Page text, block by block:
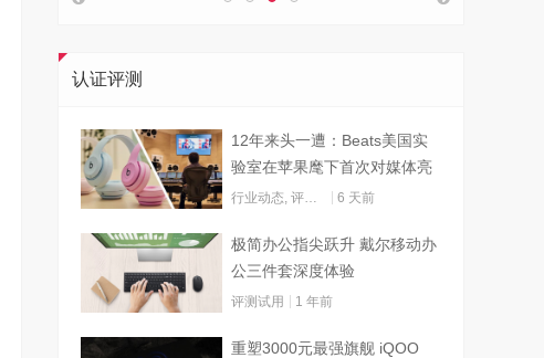
认证评测
12年来头一遭：Beats美国实
验室在苹果麾下首次对媒体亮
灯
行业动态 评测试用 6 天前
极简办公指尖跃升 戴尔移动办
公三件套深度体验
评测试用 1 年前
重塑3000元最强旗舰 iQOO